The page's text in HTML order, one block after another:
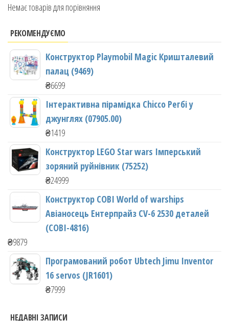
Немає товарів для порівняння
РЕКОМЕНДУЄМО
Конструктор Playmobil Magic Кришталевий
палац (9469)
₴6699
Інтерактивна пірамідка Chicco Регбі у
джунглях (07905.00)
₴1419
Конструктор LEGO Star wars Імперський
зоряний руйнівник (75252)
₴24999
Конструктор COBI World of warships
Авіаносець Ентерпрайз CV-6 2530 деталей
(COBI-4816)
₴9879
Програмований робот Ubtech Jimu Inventor
16 servos (JR1601)
₴7999
НЕДАВНІ ЗАПИСИ